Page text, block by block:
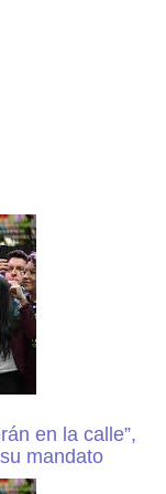
en la calle”,
mandato